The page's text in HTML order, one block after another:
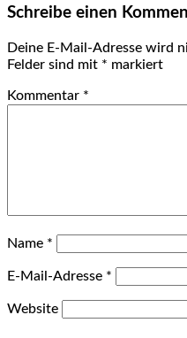
Schreibe einen
Deine E-Mail-Adresse wird
Felder sind mit * markiert
Kommentar *
Name *
E-Mail-Adresse *
Website